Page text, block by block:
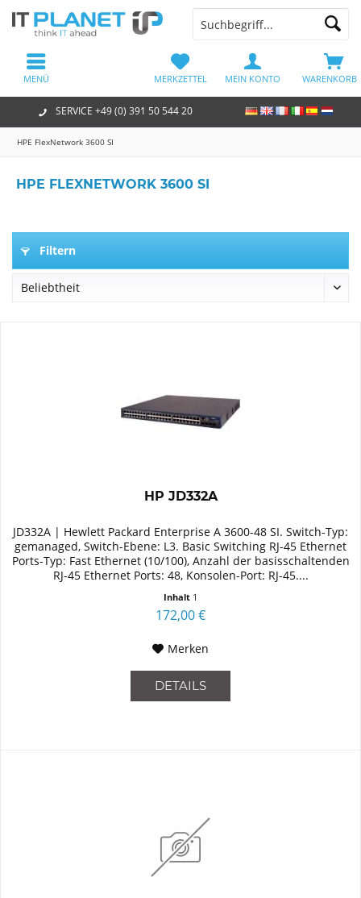
SERVICE +49 (0) 391 50 544 20
WARENKORB
MERKZETTEL MEIN KONTO
MENÜ
HPE FlexNetwork 3600 SI
HPE FLEXNETWORK 3600 SI
Filtern
HP JD332A
JD332A | Hewlett Packard Enterprise A 3600-48 SI. Switch-Typ:
gemanaged, Switch-Ebene: L3. Basic Switching RJ-45 Ethernet
Ports-Typ: Fast Ethernet (10/100), Anzahl der basisschaltenden
RJ-45 Ethernet Ports: 48, Konsolen-Port: RJ-45....
Inhalt 1
172,00 €
Merken
DETAILS